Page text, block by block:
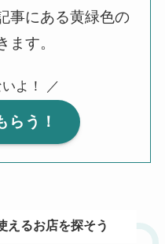
事にある黄緑色の
ます。
よ！ ／
らう！
えるお店を探そう